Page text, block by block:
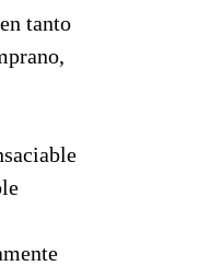
tanto